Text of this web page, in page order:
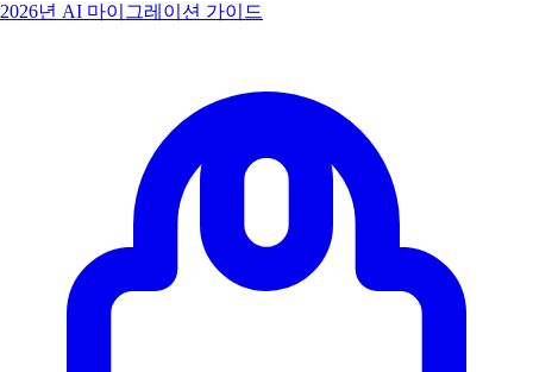
2026년 AI 마이그레이션 가이드